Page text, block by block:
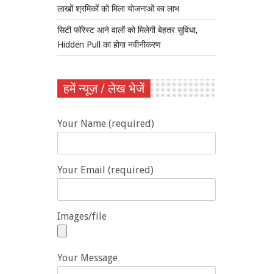
लाखों श्रमिकों को मिला योजनाओं का लाभ
सिटी फॉरेस्ट आने वालों को मिलेगी बेहतर सुविधा,
Hidden Pull का होगा नवीनीकरण
हमें न्यूज़ / लेख भेजें
Your Name (required)
Your Email (required)
Images/file
Your Message